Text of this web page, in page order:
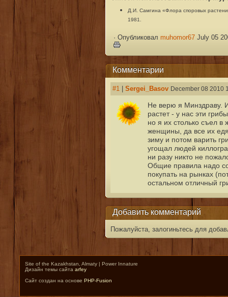
Д.И. Самгина «Флора споровых
1981.
· Опубликовал muhomor67 July 05
Комментарии
#1| Sergei_Basov December 08 2010
Не верю я Минздраву.
растет - у нас эти
но я их столько съел
женщины, да все их
зиму и потом варить
угощал людей
ни разу никто не
Общие правила надо
покупать на рынках
остальном отличный
Добавить комментарий
Пожалуйста, залогиньтесь для
Site of the Kazakhstan, Almaty | Power Innature
Дизайн темы сайта arfey
Сайт создан на основе PHP-Fusion